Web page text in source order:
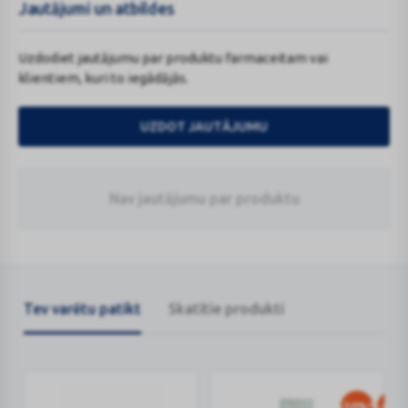
Jautājumi un atbildes
Uzdodiet jautājumu par produktu farmaceitam vai
klientiem, kuri to iegādājās.
UZDOT JAUTĀJUMU
Nav jautājumu par produktu
Tev varētu patikt Skatītie produkti